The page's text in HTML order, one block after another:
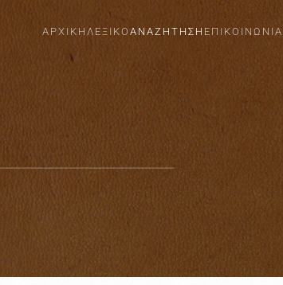
ΑΡΧΙΚΗ ΛΕΞΙΚΟ ΑΝΑΖΗΤΗΣΗ ΕΠΙΚΟΙΝΩΝΙΑ